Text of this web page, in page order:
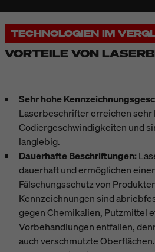
TECHNOLOGIEN IM
VORTEILE VON
Sehr hohe
Laserbeschrifter erreichen sehr
Codiergeschwindigkeiten und
langlebig.
Dauerhafte Beschriftungen:
dauerhaft und ermöglichen
Fälschungsschutz von
Kennzeichnungen sind
gegen Chemikalien, Putzmittel
Vorbehandlungen entfallen,
auch verschmutzte